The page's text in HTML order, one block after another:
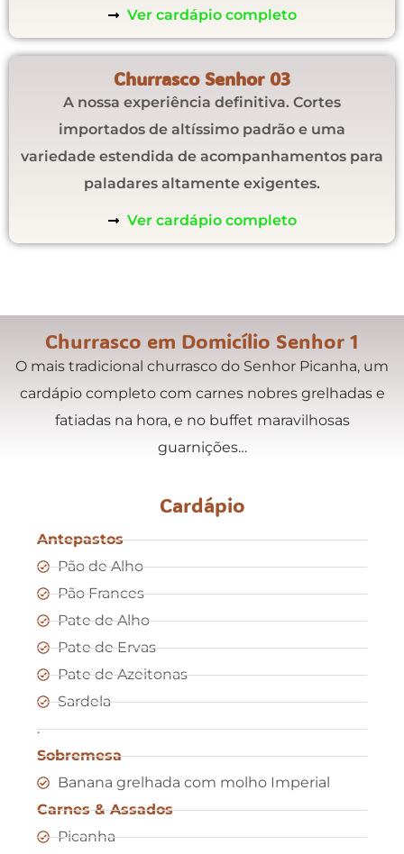
Ver cardápio completo
Churrasco Senhor 03
A nossa experiência definitiva. Cortes
importados de altíssimo padrão e uma
variedade estendida de acompanhamentos para
paladares altamente exigentes.
Ver cardápio completo
Churrasco em Domicílio Senhor 1
O mais tradicional churrasco do Senhor Picanha, um
cardápio completo com carnes nobres grelhadas e
fatiadas na hora, e no buffet maravilhosas
guarnições…
Cardápio
Antepastos
Pão de Alho
Pão Frances
Pate de Alho
Pate de Ervas
Pate de Azeitonas
Sardela
.
Sobremesa
Banana grelhada com molho Imperial
Carnes & Assados
Picanha